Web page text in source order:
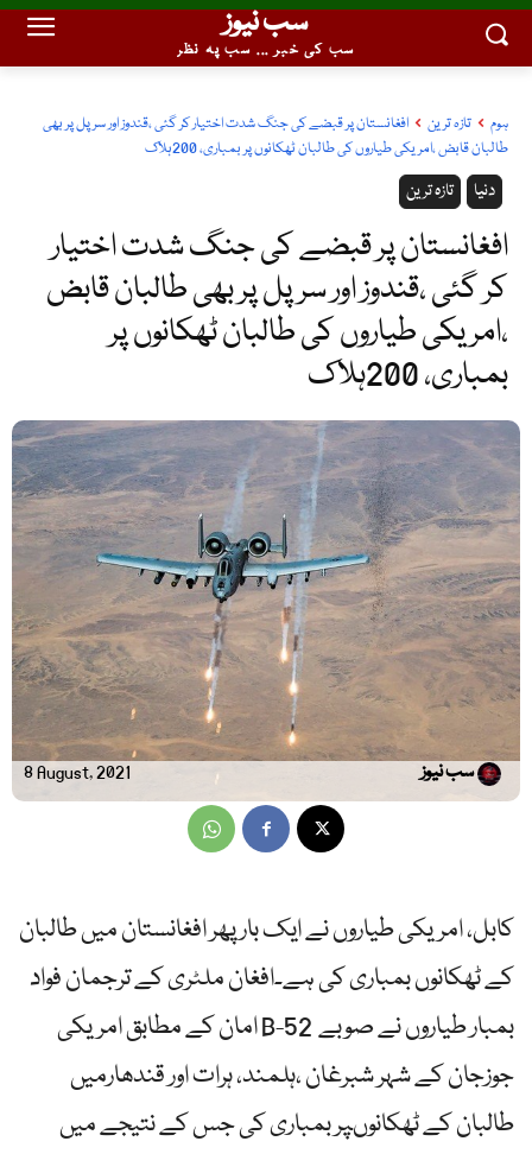
سب نیوز
سب کی خبر ... سب پہ نظر
ہوم تازہ ترین
افغانستان پر قبضے کی جنگ شدت اختیار کر گئی ،قندوز اور سر پل پر بھی
طالبان قابض ،امریکی طیاروں کی طالبان ٹھکانوں پر بمباری، 200ہلاک
تازہ ترین دنیا
افغانستان پر قبضے کی جنگ شدت اختیار
کر گئی ،قندوز اور سر پل پر بھی طالبان قابض
،امریکی طیاروں کی طالبان ٹھکانوں پر
بمباری، 200ہلاک
8 August, 2021 سب نیوز
کابل، امریکی طیاروں نے ایک بار پھر افغانستان میں طالبان
کے ٹھکانوں بمباری کی ہے۔افغان ملٹری کے ترجمان فواد
امان کے مطابق امریکی B-52 بمبار طیاروں نے صوبے
جوزجان کے شہر شبرغان ،ہلمند، ہرات اور قندھارمیں
طالبان کے ٹھکانوںپر بمباری کی جس کے نتیجے میں